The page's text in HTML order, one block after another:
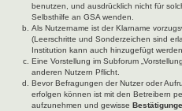
benutzen, und ausdrücklich nicht für
Selbsthilfe an GSA wenden.
Als Nutzername ist der Klarname
(Leerschritte und Sonderzeichen sind
Institution kann auch hinzugefügt werden.
Eine Vorstellung im Subforum
anderen Nutzern Pflicht.
Bevor Befragungen der Nutzer oder
erfolgen können ist mit den Betreibern
aufzunehmen und gewisse